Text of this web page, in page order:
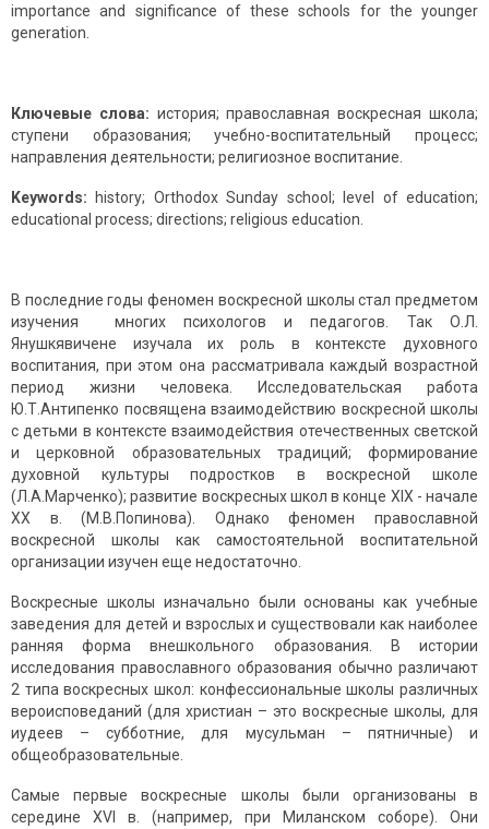
importance and significance of these schools for the younger
generation.
Ключевые слова: история; православная воскресная школа;
ступени образования; учебно-воспитательный процесс;
направления деятельности; религиозное воспитание.
Keywords: history; Orthodox Sunday school; level of education;
educational process; directions; religious education.
В последние годы феномен воскресной школы стал предметом
изучения многих психологов и педагогов. Так О.Л.
Янушкявичене изучала их роль в контексте духовного
воспитания, при этом она рассматривала каждый возрастной
период жизни человека. Исследовательская работа
Ю.Т.Антипенко посвящена взаимодействию воскресной школы
с детьми в контексте взаимодействия отечественных светской
и церковной образовательных традиций; формирование
духовной культуры подростков в воскресной школе
(Л.А.Марченко); развитие воскресных школ в конце XIX - начале
ХХ в. (М.В.Попинова). Однако феномен православной
воскресной школы как самостоятельной воспитательной
организации изучен еще недостаточно.
Воскресные школы изначально были основаны как учебные
заведения для детей и взрослых и существовали как наиболее
ранняя форма внешкольного образования. В истории
исследования православного образования обычно различают
2 типа воскресных школ: конфессиональные школы различных
вероисповеданий (для христиан – это воскресные школы, для
иудеев – субботние, для мусульман – пятничные) и
общеобразовательные.
Самые первые воскресные школы были организованы в
середине XVI в. (например, при Миланском соборе). Они